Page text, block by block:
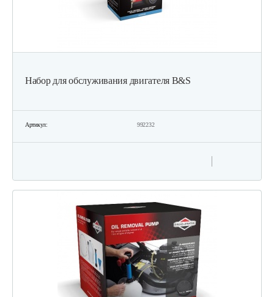
Набор для обслуживания двигателя B&S
Артикул: 992232